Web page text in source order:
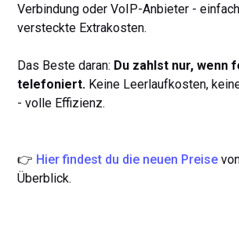
Verbindung oder VoIP-Anbieter -
versteckte Extrakosten.
Das Beste daran: Du zahlst nur, wenn
telefoniert. Keine Leerlaufkosten,
- volle Effizienz.
👉 Hier findest du die neuen Preise
Überblick.